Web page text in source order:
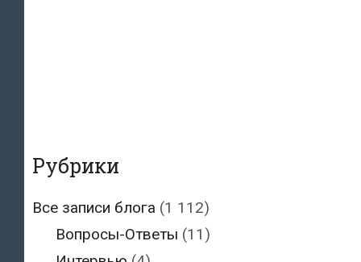
Рубрики
Все записи блога (1 112)
Вопросы-Ответы (11)